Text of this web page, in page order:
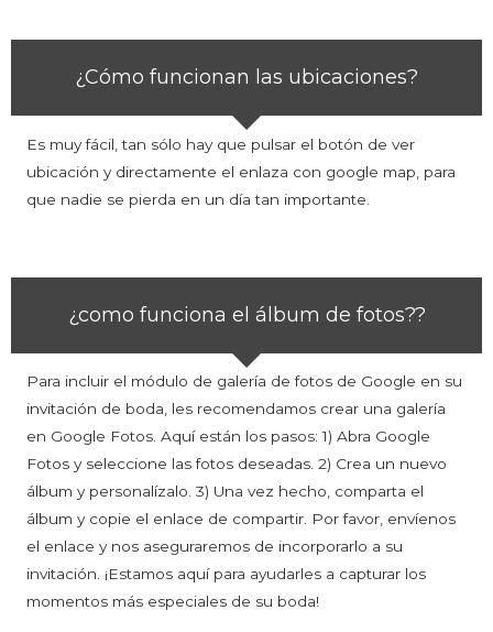
¿Cómo funcionan las ubicaciones?
Es muy fácil, tan sólo hay que pulsar el botón de ver
ubicación y directamente el enlaza con google map, para
que nadie se pierda en un día tan importante.
¿como funciona el álbum de fotos??
Para incluir el módulo de galería de fotos de Google en su
invitación de boda, les recomendamos crear una galería
en Google Fotos. Aquí están los pasos: 1) Abra Google
Fotos y seleccione las fotos deseadas. 2) Crea un nuevo
álbum y personalízalo. 3) Una vez hecho, comparta el
álbum y copie el enlace de compartir. Por favor, envíenos
el enlace y nos aseguraremos de incorporarlo a su
invitación. ¡Estamos aquí para ayudarles a capturar los
momentos más especiales de su boda!